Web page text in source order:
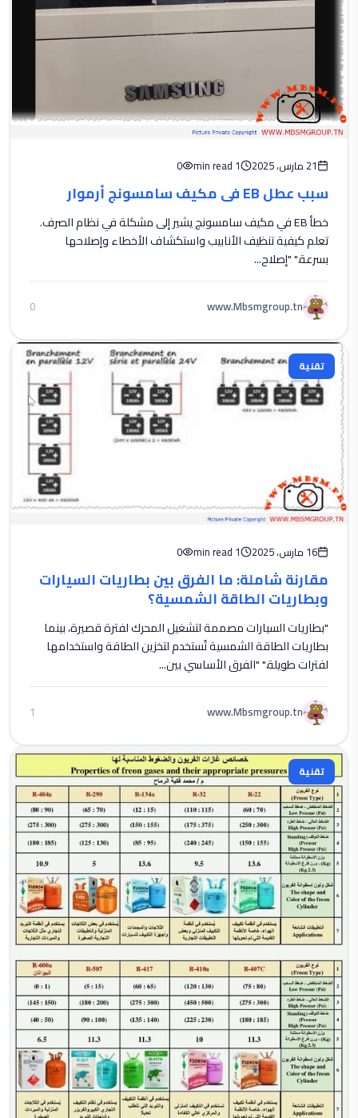
21 مارس، 2025 1 min read
0
سبب عطل EB في مكيف سامسونج أرموار
خطأ EB في مكيف سامسونج يشير إلى مشكلة في نظام الصرف.
تعلم كيفية تنظيف الأنابيب واستكشاف الأخطاء وإصلاحها
بسرعة." "إصلاح...
www.Mbsmgroup.tn
0
تقنية
16 مارس، 2025 1 min read
0
مقارنة شاملة: ما الفرق بين بطاريات السيارات
وبطاريات الطاقة الشمسية؟
"بطاريات السيارات مصممة لتشغيل المحرك لفترة قصيرة، بينما
بطاريات الطاقة الشمسية تُستخدم لتخزين الطاقة واستخدامها
لفترات طويلة." "الفرق الأساسي بين...
www.Mbsmgroup.tn
1
تقنية